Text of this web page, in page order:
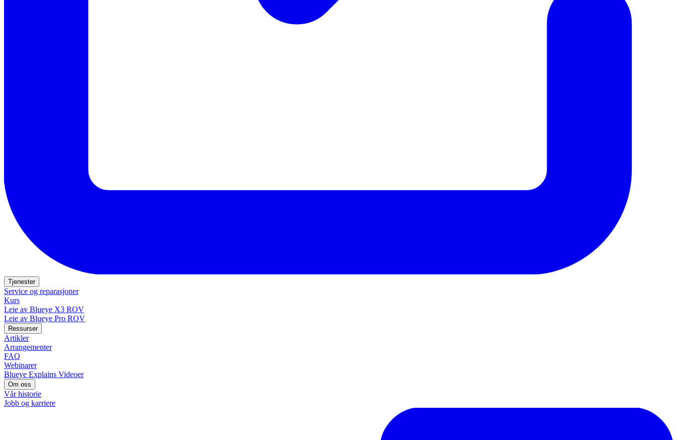
Tjenester
Service og reparasjoner
Kurs
Leie av Blueye X3 ROV
Leie av Blueye Pro ROV
Ressurser
Artikler
Arrangementer
FAQ
Webinarer
Blueye Explains Videoer
Om oss
Vår historie
Jobb og karriere